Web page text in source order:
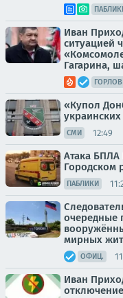
Иван
ситуацией
Гагарина,
«Купол
СМИ 12:49
Атака БПЛА
Городском
ПАБЛИКИ
очередные
мирных
ОФИЦ.
Иван